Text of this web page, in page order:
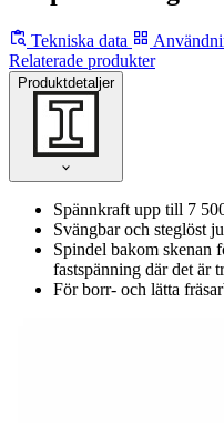
Tekniska data
Relaterade produkter
Produktdetaljer
Spännkraft upp till 7
Svängbar och steglöst
Spindel bakom skenan
fastspänning där det är
För borr- och lätta